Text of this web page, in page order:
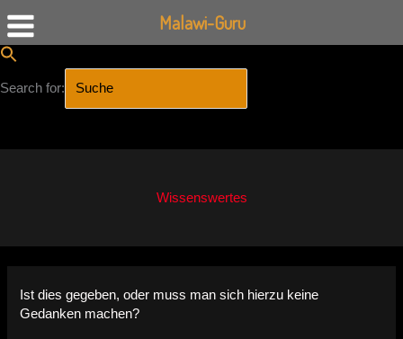
Search for:
Wissenswertes
Ist dies gegeben, oder muss man sich hierzu keine
Gedanken machen?
Malawi-Guru